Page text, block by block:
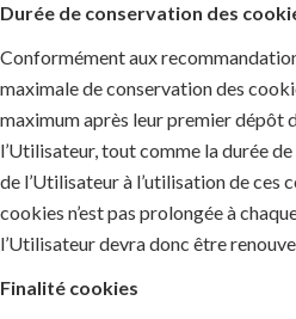
Durée de conservation des
Conformément aux
maximale de conservation des
maximum après leur premier dépôt
l’Utilisateur, tout comme la durée
de l’Utilisateur à l’utilisation de ces
cookies n’est pas prolongée à
l’Utilisateur devra donc être
Finalité cookies